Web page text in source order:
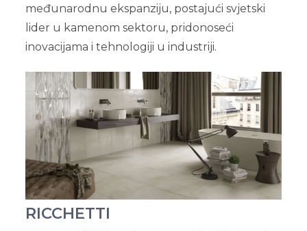
međunarodnu ekspanziju, postajući svjetski
lider u kamenom sektoru, pridonoseći
inovacijama i tehnologiji u industriji.
RICCHETTI